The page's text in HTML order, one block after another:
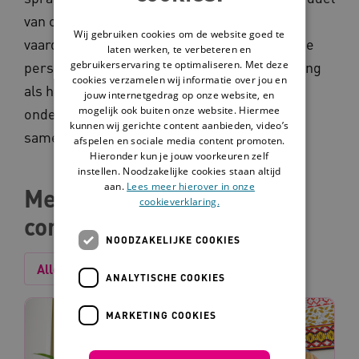
van ondersteunde communicatie worden de
vaardigheden en mogelijkheden van zowel de
personen met een communicatieve beperking
als het sociale netwerk versterkt en
ondersteund. Want communiceren doe je
samen.
Meer over ondersteunde
communicatie
Alles Interventie
Wij gebruiken cookies om de website goed te
laten werken, te verbeteren en
gebruikerservaring te optimaliseren. Met deze
cookies verzamelen wij informatie over jou en
jouw internetgedrag op onze website, en
mogelijk ook buiten onze website. Hiermee
kunnen wij gerichte content aanbieden, video’s
afspelen en sociale media content promoten.
Hieronder kun je jouw voorkeuren zelf
instellen. Noodzakelijke cookies staan altijd
aan. Lees meer hierover in onze
cookieverklaring.
NOODZAKELIJKE COOKIES
ANALYTISCHE COOKIES
MARKETING COOKIES